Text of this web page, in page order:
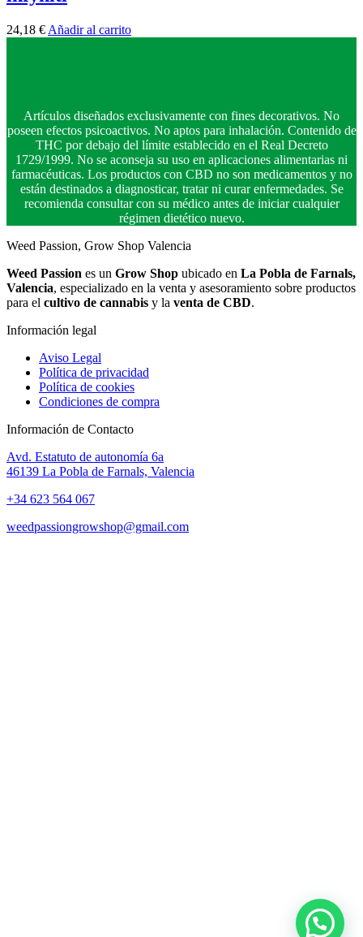
24,18 € Añadir al carrito
Artículos diseñados exclusivamente con fines decorativos. No
poseen efectos psicoactivos. No aptos para inhalación. Contenido de
THC por debajo del límite establecido en el Real Decreto
1729/1999. No se aconseja su uso en aplicaciones alimentarias ni
farmacéuticas. Los productos con CBD no son medicamentos y no
están destinados a diagnosticar, tratar ni curar enfermedades. Se
recomienda consultar con su médico antes de iniciar cualquier
régimen dietético nuevo.
Weed Passion, Grow Shop Valencia
Weed Passion es un Grow Shop ubicado en La Pobla de Farnals,
Valencia, especializado en la venta y asesoramiento sobre productos
para el cultivo de cannabis y la venta de CBD.
Información legal
Aviso Legal
Política de privacidad
Política de cookies
Condiciones de compra
Información de Contacto
Avd. Estatuto de autonomía 6a
46139 La Pobla de Farnals, Valencia
+34 623 564 067
weedpassiongrowshop@gmail.com